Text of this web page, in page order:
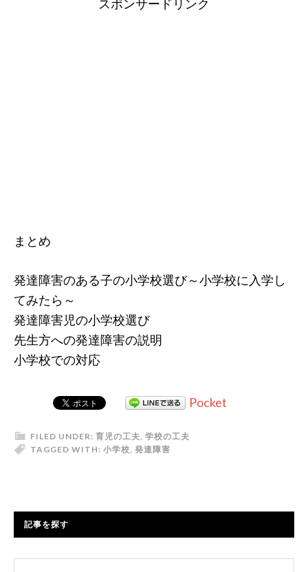
スポンサードリンク
まとめ
発達障害のある子の小学校選び～小学校に入学し
てみたら～
発達障害児の小学校選び
先生方への発達障害の説明
小学校での対応
Pocket
FILED UNDER: 育児の工夫 学校の工夫
TAGGED WITH: 小学校 発達障害
記事を探す